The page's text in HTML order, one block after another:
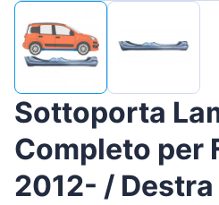
Sottoporta
Completo per
2012- / Destra